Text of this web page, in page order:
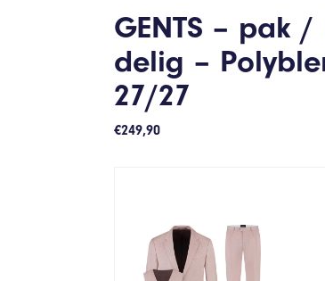
GENTS – pak
delig –
27/27
€249,90